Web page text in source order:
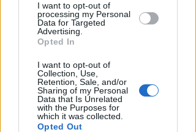
I want to opt-out of
processing my Personal
Data for Targeted
Advertising.
Opted In
I want to opt-out of
Collection, Use,
Retention, Sale, and/or
Sharing of my Personal
Data that Is Unrelated
with the Purposes for
which it was collected.
Opted Out
APPROVATO DAL CDA
Dati in crescita nella semestrale
di IEG, stime al rialzo per
l'esercizio 2026